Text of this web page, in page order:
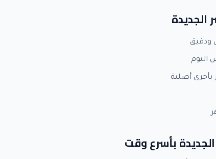
الجديدة
اليوم
بأخرى أصلية
بأسرع وقت